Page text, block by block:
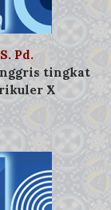
Pd.
tingkat
X